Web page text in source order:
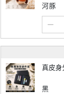
河豚
真皮身
黑